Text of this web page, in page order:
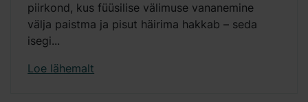
piirkond, kus füüsilise välimuse vananemine
välja paistma ja pisut häirima hakkab – seda
isegi...
Loe lähemalt